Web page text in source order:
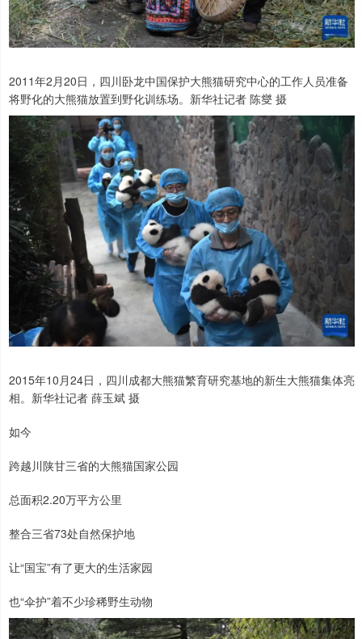
2011年2月20日，四川卧龙中国保护大熊猫研究中心的工作人员准备
将野化的大熊猫放置到野化训练场。新华社记者 陈燮 摄
2015年10月24日，四川成都大熊猫繁育研究基地的新生大熊猫集体亮
相。新华社记者 薛玉斌 摄
如今
跨越川陕甘三省的大熊猫国家公园
总面积2.20万平方公里
整合三省73处自然保护地
让“国宝”有了更大的生活家园
也“伞护”着不少珍稀野生动物